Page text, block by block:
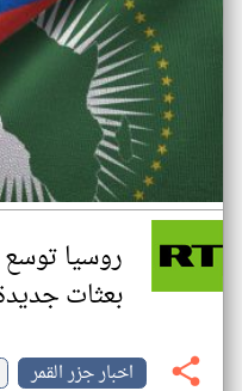
روسيا
بعثات جديدة في 4
اخبار جزر القمر